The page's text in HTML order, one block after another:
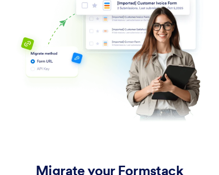
Migrate your Formstack